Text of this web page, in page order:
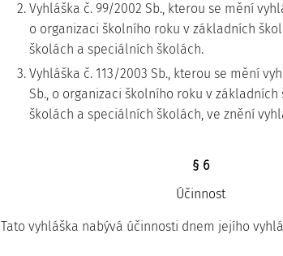
2. Vyhláška č. 99/2002 Sb., kterou se mění
o organizaci školního roku v základních
školách a speciálních školách.
3. Vyhláška č. 113/2003 Sb., kterou se mění
Sb., o organizaci školního roku v
školách a speciálních školách, ve znění
§ 6
Účinnost
Tato vyhláška nabývá účinnosti dnem jejího